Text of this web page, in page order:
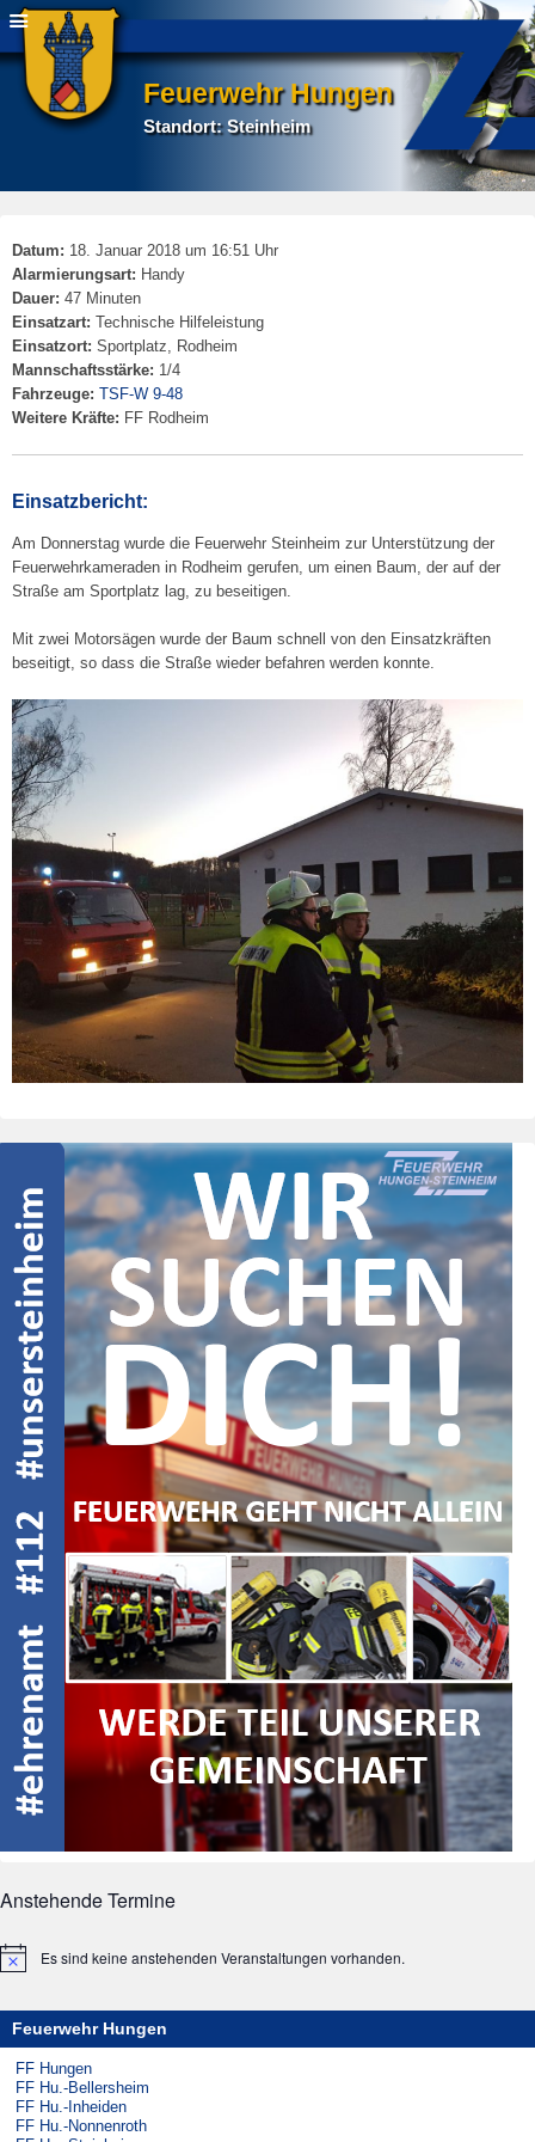
Feuerwehr Hungen
Standort: Steinheim
Datum: 18. Januar 2018 um 16:51 Uhr
Alarmierungsart: Handy
Dauer: 47 Minuten
Einsatzart: Technische Hilfeleistung
Einsatzort: Sportplatz, Rodheim
Mannschaftsstärke: 1/4
Fahrzeuge: TSF-W 9-48
Weitere Kräfte: FF Rodheim
Einsatzbericht:
Am Donnerstag wurde die Feuerwehr Steinheim zur Unterstützung der
Feuerwehrkameraden in Rodheim gerufen, um einen Baum, der auf der
Straße am Sportplatz lag, zu beseitigen.
Mit zwei Motorsägen wurde der Baum schnell von den Einsatzkräften
beseitigt, so dass die Straße wieder befahren werden konnte.
Anstehende Termine
HinweisEs sind keine anstehenden Veranstaltungen vorhanden.
Feuerwehr Hungen
FF Hungen
FF Hu.-Bellersheim
FF Hu.-Inheiden
FF Hu.-Nonnenroth